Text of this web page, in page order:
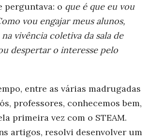
perguntava: o que é que eu vou
vou engajar meus alunos,
na vivência coletiva da sala de
despertar o interesse pelo
entre as várias madrugadas
professores, conhecemos bem,
primeira vez com o STEAM.
artigos, resolvi desenvolver um